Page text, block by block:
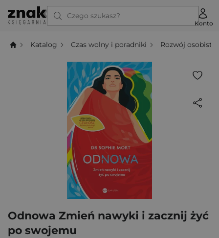
Czego szukasz?
Konto
Katalog Czas wolny i poradniki Rozwój osobisty
Odnowa Zmień nawyki i zacznij żyć
po swojemu